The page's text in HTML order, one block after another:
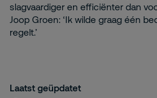
slagvaardiger en efficiënter dan
Joop Groen: ‘Ik wilde graag één
regelt.’
Laatst geüpdatet